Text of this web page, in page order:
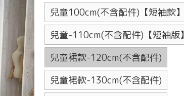
兒童100cm(不含配件)【短袖款】
兒童-110cm(不含配件)【短袖版】
兒童裙款-120cm(不含配件)
兒童裙款-130cm(不含配件)